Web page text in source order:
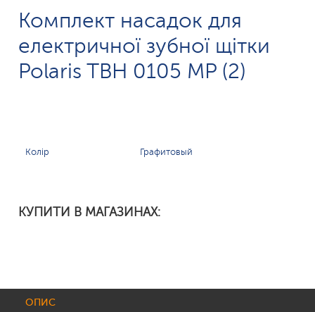
Комплект насадок для
електричної зубної щітки
Polaris TBH 0105 MP (2)
Колір Графитовый
КУПИТИ В МАГАЗИНАХ:
ОПИС